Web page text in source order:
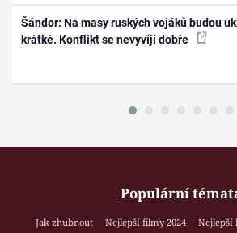
Šándor: Na masy ruských vojáků budou
krátké. Konflikt se nevyvíjí dobře
Populární
Jak zhubnout Nejlepší filmy 2024 Nejlepší